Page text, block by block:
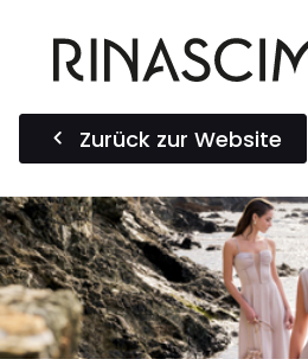
Zurück zur Website